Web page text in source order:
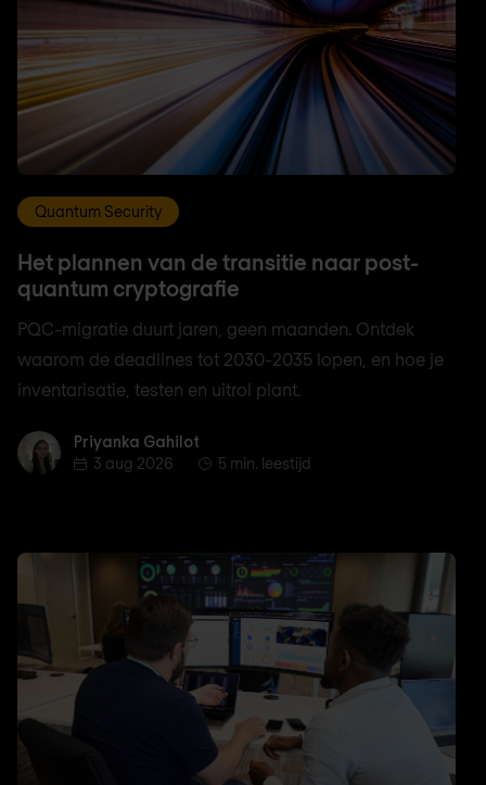
Quantum Security
Het plannen van de transitie naar post-
quantum cryptografie
PQC-migratie duurt jaren, geen maanden. Ontdek
waarom de deadlines tot 2030-2035 lopen, en hoe je
inventarisatie, testen en uitrol plant.
Priyanka Gahilot
Priyanka Gahilot
3 aug 2026
5 min. leestijd